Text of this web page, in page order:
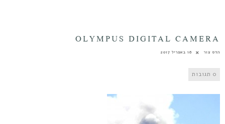
OLYMPUS DIGITAL CAMERA
הדס צור 16 באפריל 2017
0 תגובות